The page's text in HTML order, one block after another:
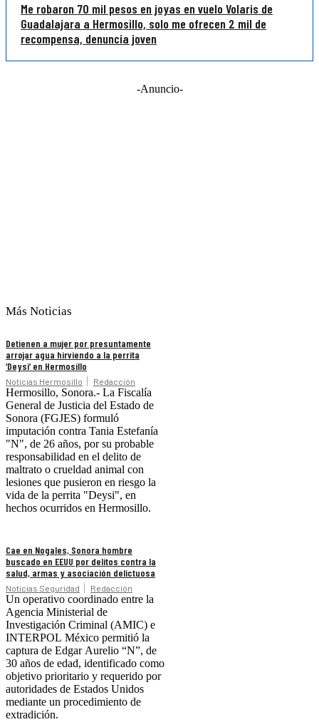
Me robaron 70 mil pesos en joyas en vuelo Volaris de
Guadalajara a Hermosillo, solo me ofrecen 2 mil de
recompensa, denuncia joven
-Anuncio-
Más Noticias
Detienen a mujer por presuntamente
arrojar agua hirviendo a la perrita
‘Deysi’ en Hermosillo
Noticias Hermosillo Redacción
Hermosillo, Sonora.- La Fiscalía
General de Justicia del Estado de
Sonora (FGJES) formuló
imputación contra Tania Estefanía
"N", de 26 años, por su probable
responsabilidad en el delito de
maltrato o crueldad animal con
lesiones que pusieron en riesgo la
vida de la perrita "Deysi", en
hechos ocurridos en Hermosillo.
Cae en Nogales, Sonora hombre
buscado en EEUU por delitos contra la
salud, armas y asociación delictuosa
Noticias Seguridad Redacción
Un operativo coordinado entre la
Agencia Ministerial de
Investigación Criminal (AMIC) e
INTERPOL México permitió la
captura de Edgar Aurelio “N”, de
30 años de edad, identificado como
objetivo prioritario y requerido por
autoridades de Estados Unidos
mediante un procedimiento de
extradición.